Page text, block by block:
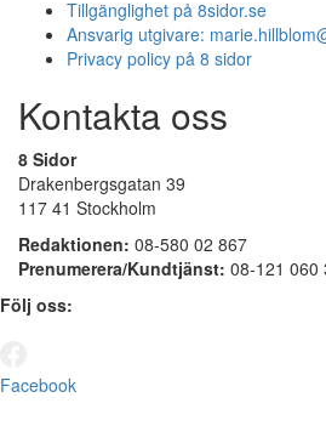
Tillgänglighet på 8sidor.se
Ansvarig utgivare:
Privacy policy på 8 sidor
Kontakta oss
8 Sidor
Drakenbergsgatan 39
117 41 Stockholm
Redaktionen: 08-580 02 867
Prenumerera/Kundtjänst: 08-121 060
Följ oss:
Facebook